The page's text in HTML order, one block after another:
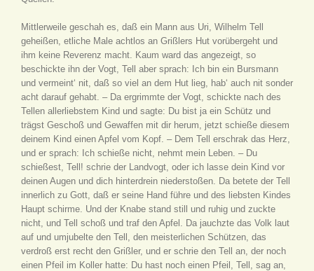
Mittlerweile geschah es, daß ein Mann aus Uri, Wilhelm Tell
geheißen, etliche Male achtlos an Grißlers Hut vorübergeht und
ihm keine Reverenz macht. Kaum ward das angezeigt, so
beschickte ihn der Vogt, Tell aber sprach: Ich bin ein Bursmann
und vermeint‘ nit, daß so viel an dem Hut lieg, hab‘ auch nit sonder
acht darauf gehabt. – Da ergrimmte der Vogt, schickte nach des
Tellen allerliebstem Kind und sagte: Du bist ja ein Schütz und
trägst Geschoß und Gewaffen mit dir herum, jetzt schieße diesem
deinem Kind einen Apfel vom Kopf. – Dem Tell erschrak das Herz,
und er sprach: Ich schieße nicht, nehmt mein Leben. – Du
schießest, Tell! schrie der Landvogt, oder ich lasse dein Kind vor
deinen Augen und dich hinterdrein niederstoßen. Da betete der Tell
innerlich zu Gott, daß er seine Hand führe und des liebsten Kindes
Haupt schirme. Und der Knabe stand still und ruhig und zuckte
nicht, und Tell schoß und traf den Apfel. Da jauchzte das Volk laut
auf und umjubelte den Tell, den meisterlichen Schützen, das
verdroß erst recht den Grißler, und er schrie den Tell an, der noch
einen Pfeil im Koller hatte: Du hast noch einen Pfeil, Tell, sag an,